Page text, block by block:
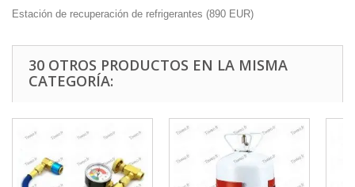
Estación de recuperación de refrigerantes (890 EUR)
30 OTROS PRODUCTOS EN LA MISMA
CATEGORÍA: